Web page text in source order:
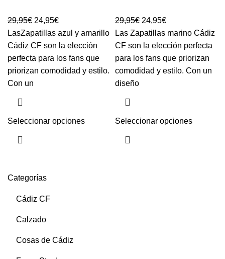
Categorías
Cádiz CF
Calzado
Cosas de Cádiz
29,95€ 24,95€
LasZapatillas azul y amarillo
Cádiz CF son la elección
perfecta para los fans que
priorizan comodidad y estilo.
Con un
Seleccionar opciones
29,95€ 24,95€
Las Zapatillas marino Cádiz
CF son la elección perfecta
para los fans que priorizan
comodidad y estilo. Con un
diseño
Seleccionar opciones